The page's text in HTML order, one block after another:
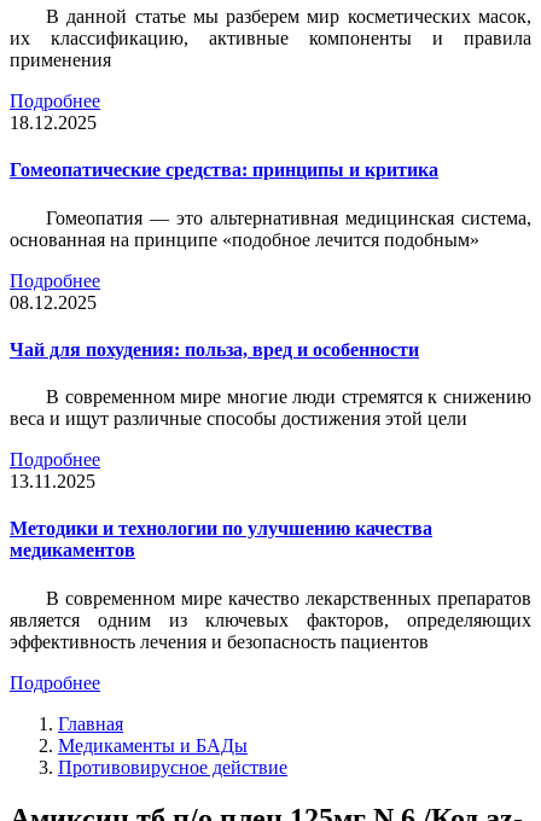
В данной статье мы разберем мир косметических масок,
их классификацию, активные компоненты и правила
применения
Подробнее
18.12.2025
Гомеопатические средства: принципы и критика
Гомеопатия — это альтернативная медицинская система,
основанная на принципе «подобное лечится подобным»
Подробнее
08.12.2025
Чай для похудения: польза, вред и особенности
В современном мире многие люди стремятся к снижению
веса и ищут различные способы достижения этой цели
Подробнее
13.11.2025
Методики и технологии по улучшению качества
медикаментов
В современном мире качество лекарственных препаратов
является одним из ключевых факторов, определяющих
эффективность лечения и безопасность пациентов
Подробнее
Главная
Медикаменты и БАДы
Противовирусное действие